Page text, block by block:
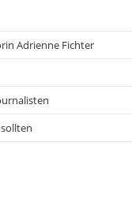
Adrienne Fichter